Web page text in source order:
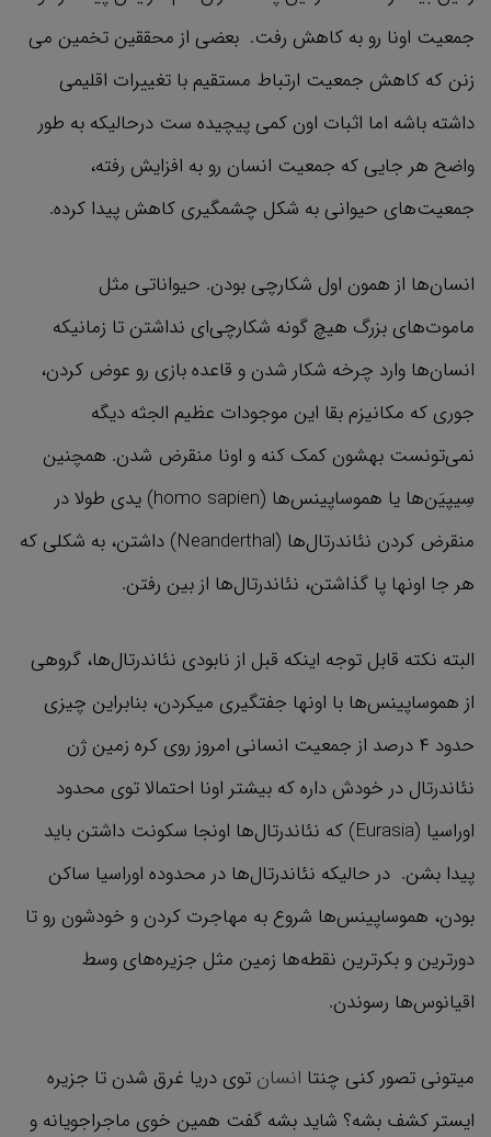
جمعیت اونا رو به کاهش رفت. بعضی از محققین تخمین می
زنن که کاهش جمعیت ارتباط مستقیم با تغییرات اقلیمی
داشته باشه اما اثبات اون کمی پیچیده ست درحالیکه به طور
واضح هر جایی که جمعیت انسان رو به افزایش رفته،
جمعیت‌های حیوانی به شکل چشمگیری کاهش پیدا کرده.
انسان‌ها از همون اول شکارچی بودن. حیواناتی مثل
ماموت‌های بزرگ هیچ گونه شکارچی‌ای نداشتن تا زمانیکه
انسان‌ها وارد چرخه شکار شدن و قاعده بازی رو عوض کردن،
جوری که مکانیزم بقا این موجودات عظیم الجثه دیگه
نمی‌تونست بهشون کمک کنه و اونا منقرض شدن. همچنین
سِیپیَن‌ها یا هموساپینس‌ها (homo sapien) یدی طولا در
منقرض کردن نئاندرتال‌ها (Neanderthal) داشتن، به شکلی که
هر جا اونها پا گذاشتن، نئاندرتال‌ها از بین رفتن.
البته نکته قابل توجه اینکه قبل از نابودی نئاندرتال‌ها، گروهی
از هموساپینس‌ها با اونها جفتگیری میکردن، بنابراین چیزی
حدود ۴ درصد از جمعیت انسانی امروز روی کره زمین ژن
نئاندرتال‌ در خودش داره که بیشتر اونا احتمالا توی محدود
اوراسیا (Eurasia) که نئاندرتال‌ها اونجا سکونت داشتن باید
پیدا بشن. در حالیکه نئاندرتال‌ها در محدوده اوراسیا ساکن
بودن، هموساپینس‌ها شروع به مهاجرت کردن و خودشون رو تا
دورترین و بکرترین نقطه‌ها زمین مثل جزیره‌های وسط
اقیانوس‌ها رسوندن.
میتونی تصور کنی چنتا انسان توی دریا غرق شدن تا جزیره
ایستر کشف بشه؟ شاید بشه گفت همین خوی ماجراجویانه و